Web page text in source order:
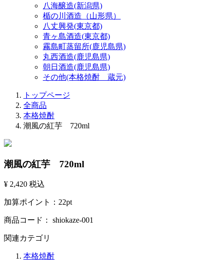
八海醸造(新潟県)
楯の川酒造（山形県）
八丈興発(東京都)
青ヶ島酒造(東京都)
霧島町蒸留所(鹿児島県)
丸西酒造(鹿児島県)
朝日酒造(鹿児島県)
その他(本格焼酎 蔵元)
トップページ
全商品
本格焼酎
潮風の紅芋 720ml
潮風の紅芋 720ml
¥ 2,420 税込
加算ポイント： 22pt
商品コード： shiokaze-001
関連カテゴリ
本格焼酎